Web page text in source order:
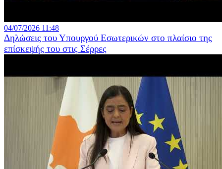
04/07/2026 11:48
Δηλώσεις του Υπουργού Εσωτερικών στο πλαίσιο της
επίσκεψής του στις Σέρρες